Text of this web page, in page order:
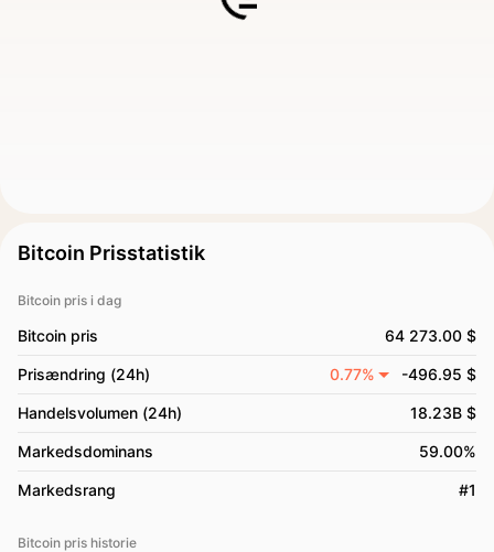
Bitcoin Prisstatistik
Bitcoin pris i dag
Bitcoin pris 64 273.00 $
Prisændring (24h) 0.77% -496.95 $
Handelsvolumen (24h) 18.23B $
Markedsdominans 59.00%
Markedsrang #1
Bitcoin pris historie